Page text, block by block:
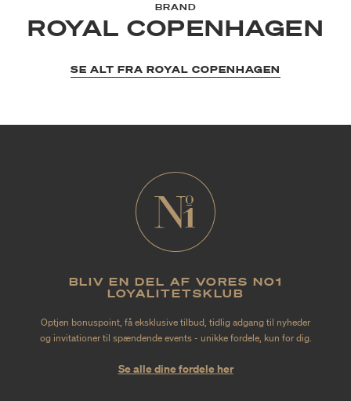
BRAND
ROYAL COPENHAGEN
SE ALT FRA ROYAL COPENHAGEN
BLIV EN DEL AF VORES NO1
LOYALITETSKLUB
Optjen bonuspoint, få eksklusive tilbud, tidlig adgang til nyheder
og invitationer til spændende events - unikke fordele, kun for dig.
Se alle dine fordele her